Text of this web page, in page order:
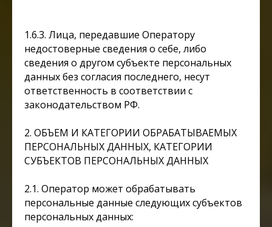
1.6.3. Лица, передавшие Оператору
недостоверные сведения о себе, либо
сведения о другом субъекте персональных
данных без согласия последнего, несут
ответственность в соответствии с
законодательством РФ.
2. ОБЪЕМ И КАТЕГОРИИ ОБРАБАТЫВАЕМЫХ
ПЕРСОНАЛЬНЫХ ДАННЫХ, КАТЕГОРИИ
СУБЪЕКТОВ ПЕРСОНАЛЬНЫХ ДАННЫХ
2.1. Оператор может обрабатывать
персональные данные следующих субъектов
персональных данных: